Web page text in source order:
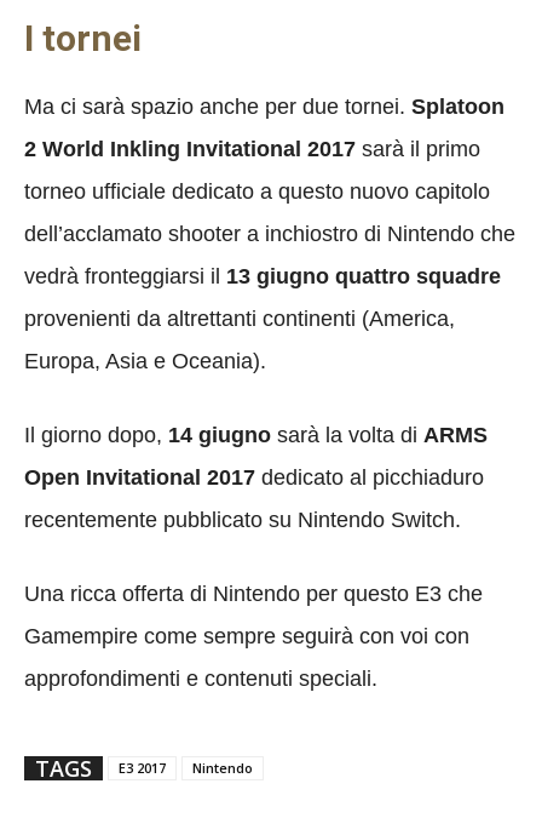
I tornei
Ma ci sarà spazio anche per due tornei. Splatoon
2 World Inkling Invitational 2017 sarà il primo
torneo ufficiale dedicato a questo nuovo capitolo
dell’acclamato shooter a inchiostro di Nintendo che
vedrà fronteggiarsi il 13 giugno quattro squadre
provenienti da altrettanti continenti (America,
Europa, Asia e Oceania).
Il giorno dopo, 14 giugno sarà la volta di ARMS
Open Invitational 2017 dedicato al picchiaduro
recentemente pubblicato su Nintendo Switch.
Una ricca offerta di Nintendo per questo E3 che
Gamempire come sempre seguirà con voi con
approfondimenti e contenuti speciali.
TAGS E3 2017 Nintendo